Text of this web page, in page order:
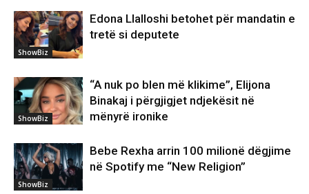
ShowBiz
Edona Llalloshi betohet për mandatin e
tretë si deputete
ShowBiz
“A nuk po blen më klikime”, Elijona
Binakaj i përgjigjet ndjekësit në
mënyrë ironike
ShowBiz
Bebe Rexha arrin 100 milionë dëgjime
në Spotify me “New Religion”